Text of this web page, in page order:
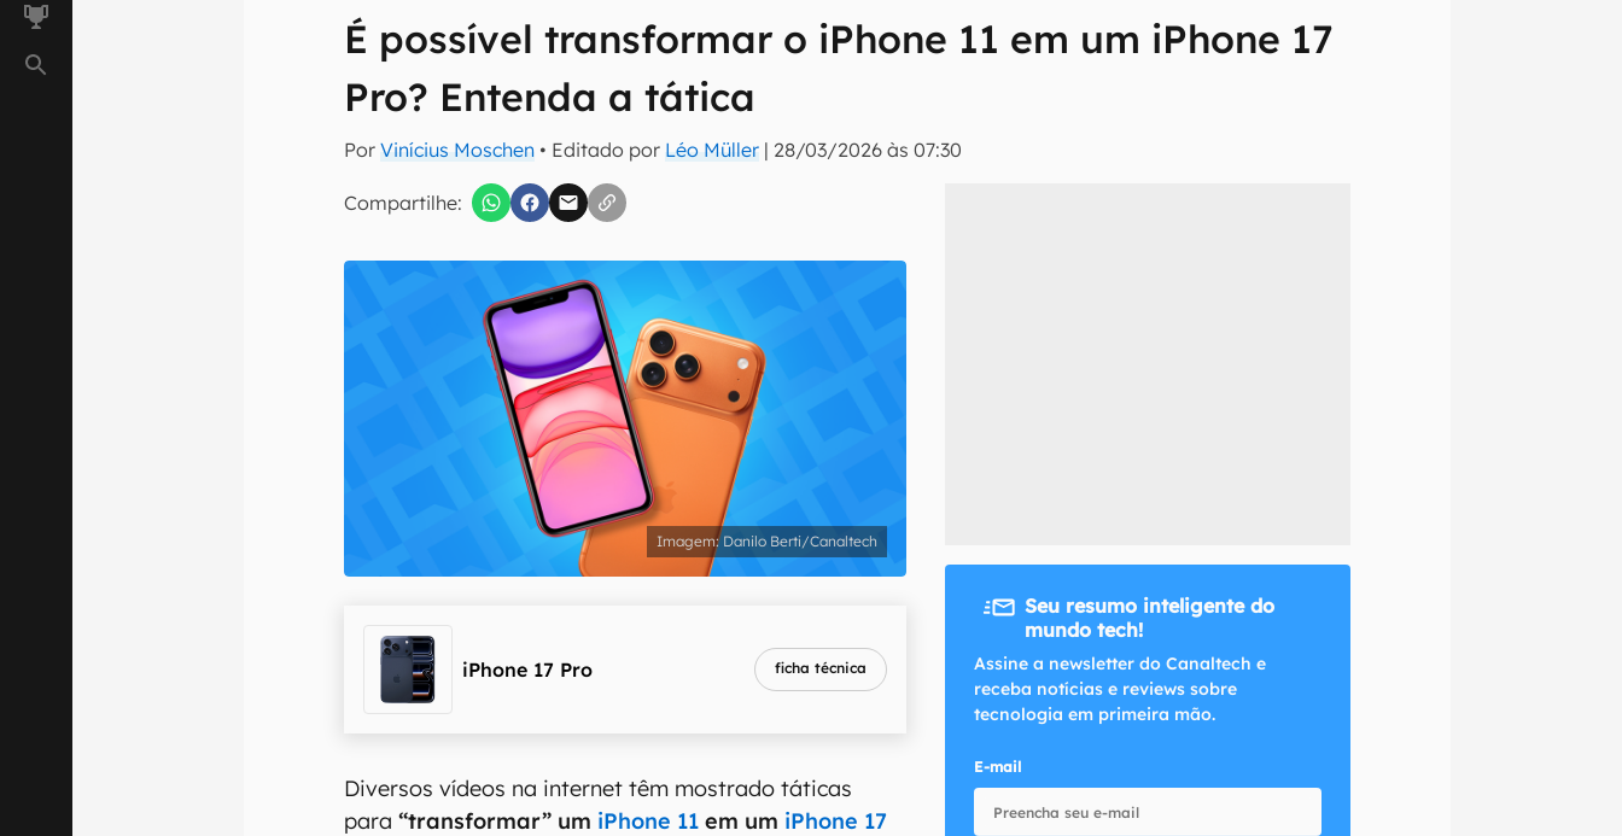
É possível transformar o iPhone 11 em um iPhone 17
Pro? Entenda a tática
PorVinícius Moschen • Editado por Léo Müller | 28/03/2026 às 07:30
Compartilhe:
Assine a newsletter do Canaltech e receba notícias e reviews sobre tecnologia em primeira
Confirmo que li, aceito e concordo com os Termos de Uso e Política de Privacidade do Canaltech.
Danilo Berti/Canaltech
iPhone 17 Pro ficha técnica
Diversos vídeos na internet têm mostrado táticas
para“transformar” um iPhone 11 em um iPhone 17
Seu resumo inteligente do
mundo tech!
Assine a newsletter do Canaltech e
receba notícias e reviews sobre
tecnologia em primeira mão.
E-mail